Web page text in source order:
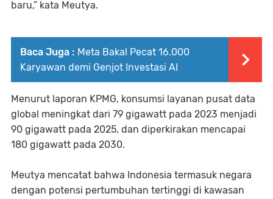
baru,” kata Meutya.
Baca Juga : Meta Bakal Pecat 16.000
Karyawan demi Genjot Investasi AI
Menurut laporan KPMG, konsumsi layanan pusat data
global meningkat dari 79 gigawatt pada 2023 menjadi
90 gigawatt pada 2025, dan diperkirakan mencapai
180 gigawatt pada 2030.
Meutya mencatat bahwa Indonesia termasuk negara
dengan potensi pertumbuhan tertinggi di kawasan